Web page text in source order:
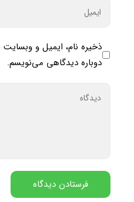
ذخیره نام، ایمیل و
دوباره دیدگاهی می‌نویسم.